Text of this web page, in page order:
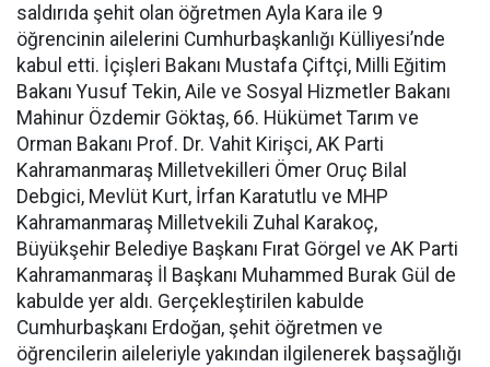
saldırıda şehit olan öğretmen Ayla Kara ile 9
öğrencinin ailelerini Cumhurbaşkanlığı Külliyesi’nde
kabul etti. İçişleri Bakanı Mustafa Çiftçi, Milli Eğitim
Bakanı Yusuf Tekin, Aile ve Sosyal Hizmetler Bakanı
Mahinur Özdemir Göktaş, 66. Hükümet Tarım ve
Orman Bakanı Prof. Dr. Vahit Kirişci, AK Parti
Kahramanmaraş Milletvekilleri Ömer Oruç Bilal
Debgici, Mevlüt Kurt, İrfan Karatutlu ve MHP
Kahramanmaraş Milletvekili Zuhal Karakoç,
Büyükşehir Belediye Başkanı Fırat Görgel ve AK Parti
Kahramanmaraş İl Başkanı Muhammed Burak Gül de
kabulde yer aldı. Gerçekleştirilen kabulde
Cumhurbaşkanı Erdoğan, şehit öğretmen ve
öğrencilerin aileleriyle yakından ilgilenerek başsağlığı